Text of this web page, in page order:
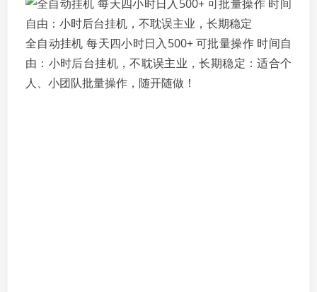
全自动挂机 每天四小时日入500+ 可批量操作 时间自
由：小时后台挂机，不耽误主业，长期稳定：适合个
人、小团队批量操作，随开随做！